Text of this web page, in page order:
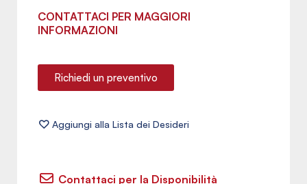
CONTATTACI PER MAGGIORI
INFORMAZIONI
Richiedi un preventivo
Contattaci per la Disponibilità